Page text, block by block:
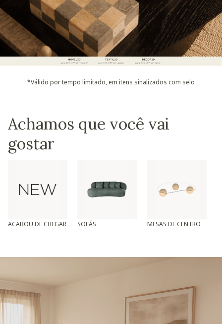
*Válido por tempo limitado, em itens sinalizados com selo
Achamos que você vai
gostar
ACABOU DE CHEGAR SOFÁS MESAS DE CENTRO